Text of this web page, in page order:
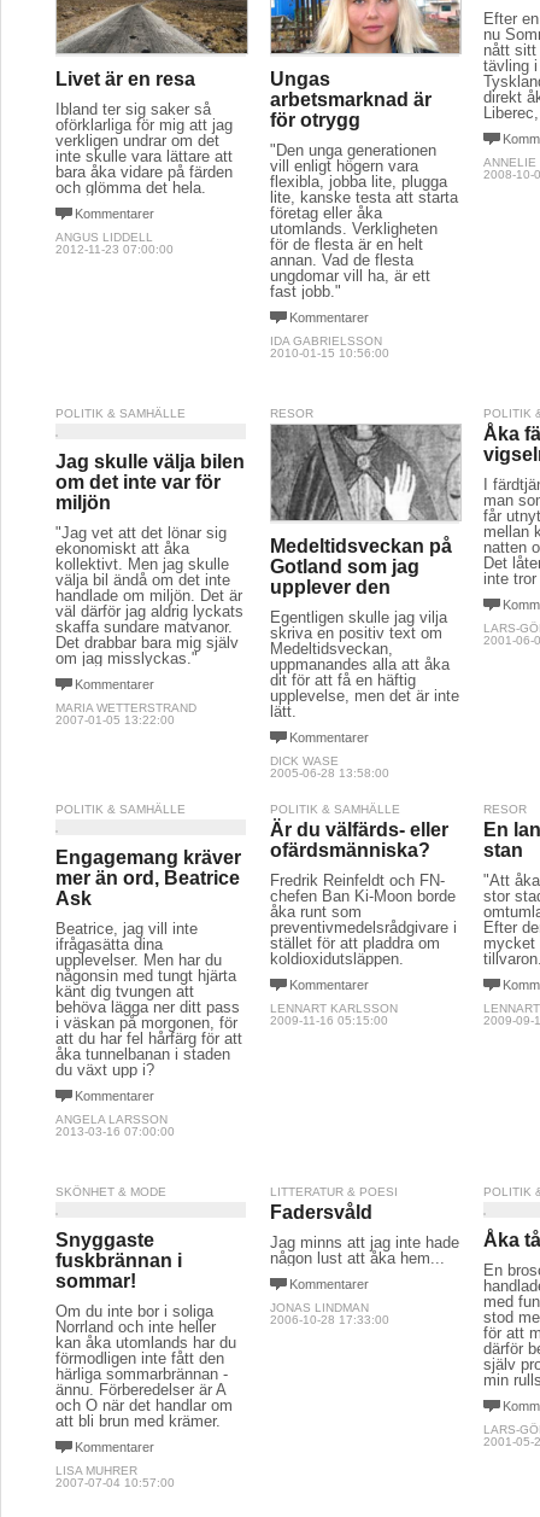
Livet är en resa
Ibland ter sig saker så
oförklarliga för mig att jag
verkligen undrar om det
inte skulle vara lättare att
bara åka vidare på färden
och glömma det hela.
Kommentarer
ANGUS LIDDELL
2012-11-23 07:00:00
Ungas
arbetsmarknad är
för otrygg
"Den unga generationen
vill enligt högern vara
flexibla, jobba lite, plugga
lite, kanske testa att starta
företag eller åka
utomlands. Verkligheten
för de flesta är en helt
annan. Vad de flesta
ungdomar vill ha, är ett
fast jobb."
Kommentarer
IDA GABRIELSSON
2010-01-15 10:56:00
Efter
nu
nått
tävling
direkt
ANNELIE
2008-10-
POLITIK & SAMHÄLLE
Jag skulle välja bilen
om det inte var för
miljön
"Jag vet att det lönar sig
ekonomiskt att åka
kollektivt. Men jag skulle
välja bil ändå om det inte
handlade om miljön. Det är
väl därför jag aldrig lyckats
skaffa sundare matvanor.
Det drabbar bara mig själv
om jag misslyckas."
Kommentarer
MARIA WETTERSTRAND
2007-01-05 13:22:00
RESOR
Medeltidsveckan på
Gotland som jag
upplever den
Egentligen skulle jag vilja
skriva en positiv text om
Medeltidsveckan,
uppmanandes alla att åka
dit för att få en häftig
upplevelse, men det är inte
lätt.
Kommentarer
DICK WASE
2005-06-28 13:58:00
POLITIK
Åka
I
man
får
mellan
natten
Det
inte
LARS-
2001-06-
POLITIK & SAMHÄLLE
Engagemang kräver
mer än ord, Beatrice
Ask
Beatrice, jag vill inte
ifrågasätta dina
upplevelser. Men har du
någonsin med tungt hjärta
känt dig tvungen att
behöva lägga ner ditt pass
i väskan på morgonen, för
att du har fel hårfärg för att
åka tunnelbanan i staden
du växt upp i?
Kommentarer
ANGELA LARSSON
2013-03-16 07:00:00
POLITIK & SAMHÄLLE
Är du välfärds- eller
ofärdsmänniska?
Fredrik Reinfeldt och FN-
chefen Ban Ki-Moon borde
åka runt som
preventivmedelsrådgivare i
stället för att pladdra om
koldioxidutsläppen.
Kommentarer
LENNART KARLSSON
2009-11-16 05:15:00
RESOR
En
stan
"Att
stor
Efter
mycket
2009-09-
SKÖNHET & MODE
Snyggaste
fuskbrännan i
sommar!
Om du inte bor i soliga
Norrland och inte heller
kan åka utomlands har du
förmodligen inte fått den
härliga sommarbrännan -
ännu. Förberedelser är A
och O när det handlar om
att bli brun med krämer.
Kommentarer
LISA MUHRER
2007-07-04 10:57:00
LITTERATUR & POESI
Fadersvåld
Jag minns att jag inte hade
någon lust att åka hem...
Kommentarer
JONAS LINDMAN
2006-10-28 17:33:00
POLITIK
Åka
En
med
stod
för att
därför
själv
min
LARS-
2001-05-